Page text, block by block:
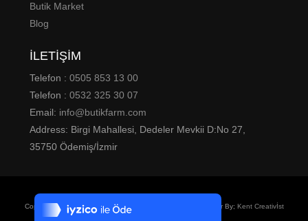
7/24 Canlı Destek
%100 Sorunsuz Alışveriş
Butik Market
Blog
İLETİŞİM
Telefon :0505 853 13 00
Telefon :0532 325 30 07
Email: info@butikfarm.com
Address: Birgi Mahallesi, Dedeler Mevkii D:No 27,
35750 Ödemiş/İzmir
Copyright © 2021 Butik Farm | Tüm Hakları Saklıdır | Designer By; Kent Creativİst